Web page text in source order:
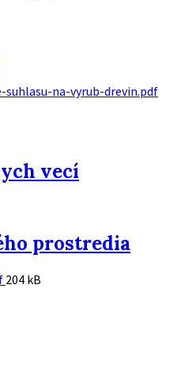
suhlasu-na-vyrub-drevin.pdfVeľkosť
vecí
prostredia
Veľkosť
204 kB